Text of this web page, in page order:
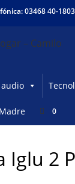
03468 40-
audio
0
Iglu 2